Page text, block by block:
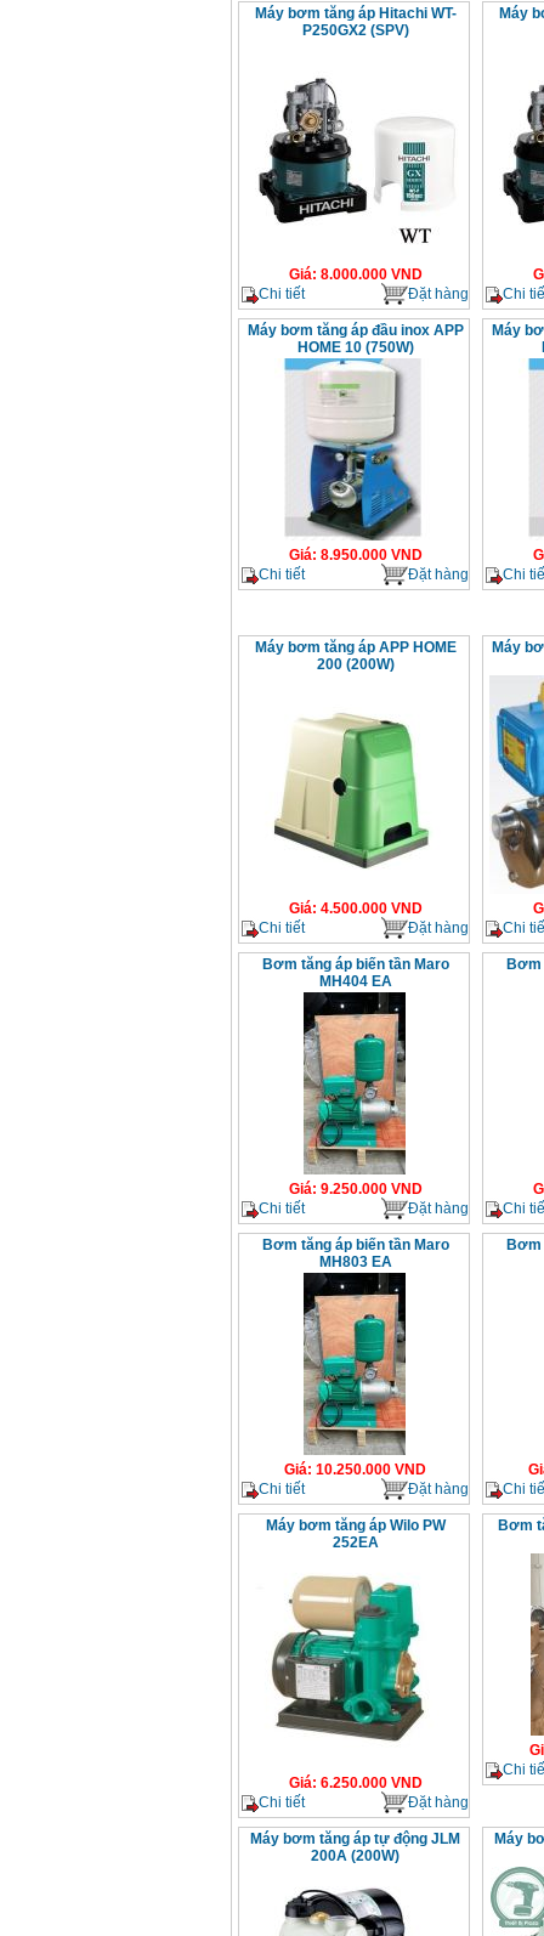
Máy bơm tăng áp Hitachi WT-
P250GX2 (SPV)
Giá: 8.000.000VND
Chi tiết
Đặt hàng
Máy
Chi
Máy bơm tăng áp đầu inox APP
HOME 10 (750W)
Giá: 8.950.000VND
Chi tiết
Đặt hàng
Máy
Chi
Máy bơm tăng áp APP HOME
200 (200W)
Giá: 4.500.000VND
Chi tiết
Đặt hàng
Máy
Chi
Bơm tăng áp biến tần Maro
MH404 EA
Giá: 9.250.000VND
Chi tiết
Đặt hàng
Bơm
Chi
Bơm tăng áp biến tần Maro
MH803 EA
Giá: 10.250.000 VND
Chi tiết
Đặt hàng
Bơm
Chi
Máy bơm tăng áp Wilo PW
252EA
Giá: 6.250.000VND
Chi tiết
Đặt hàng
Bơm
Chi
Máy bơm tăng áp tự động JLM
200A (200W)
Máy